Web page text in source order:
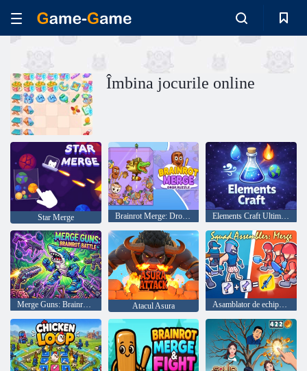
Îmbina jocurile online
Star Merge Brainrot Merge: Drop Puzzle Elements Craft Ultimate
Merge Guns: Brainrot Battle Atacul Asura Asamblator de echipă: Îmbinați